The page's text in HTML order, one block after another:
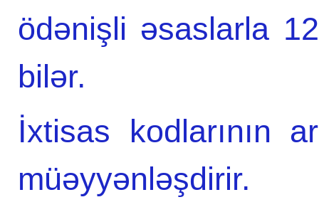
ödənişli əsaslarla
bilər.
İxtisas kodlarının